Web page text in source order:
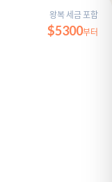
왕복 세금 포함
$5300부터